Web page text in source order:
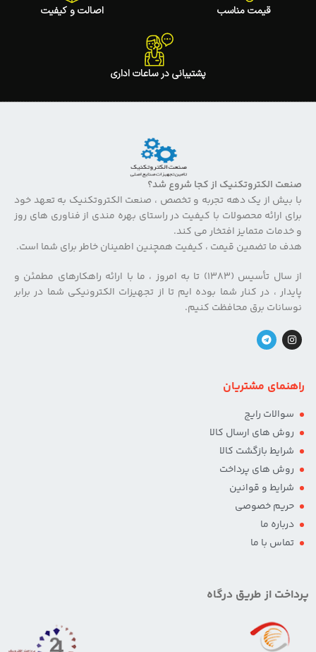
قیمت مناسب اصالت و کیفیت
پشتیبانی در ساعات اداری
صنعت الکتروتکنیک از کجا شروع شد؟
با بیش از یک دهه تجربه و تخصص ، صنعت الکتروتکنیک به تعهد خود
برای ارائه محصولات با کیفیت در راستای بهره مندی از فناوری های روز
و خدمات متمایز افتخار می کند.
هدف ما تضمین قیمت ، کیفیت همچنین اطمینان خاطر برای شما است.
از سال تأسیس (۱۳۸۳) تا به امروز ، ما با ارائه راهکارهای مطمئن و
پایدار ، در کنار شما بوده ایم تا از تجهیزات الکترونیکی شما در برابر
نوسانات برق محافظت کنیم.
راهنمای مشتریان
سوالات رایج
روش های ارسال کالا
شرایط بازگشت کالا
روش های پرداخت
شرایط و قوانین
حریم خصوصی
درباره ما
تماس با ما
پرداخت از طریق درگاه